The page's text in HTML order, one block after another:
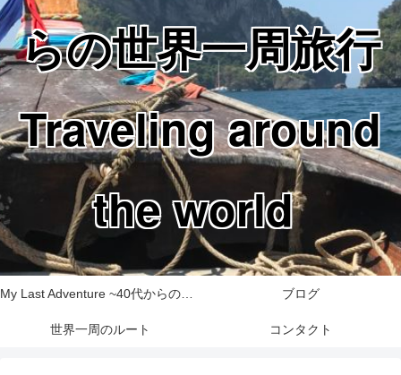
らの世界一周旅行
Traveling around
the world
My Last Adventure ~40代からの世界一周旅行記~ ブログ
世界一周のルート コンタクト